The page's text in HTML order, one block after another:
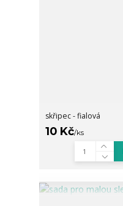
skřipec - fialová
10 Kč/ks